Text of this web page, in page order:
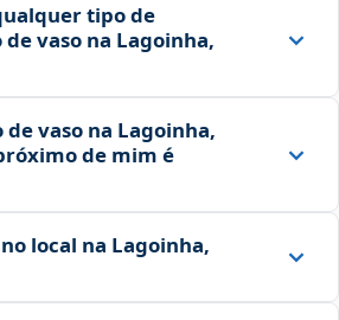
tipo de
vaso na Lagoinha,
vaso na Lagoinha,
de mim é
local na Lagoinha,